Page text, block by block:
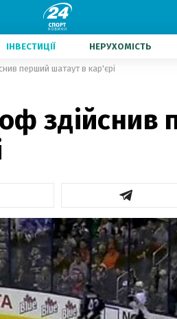
ІНВЕСТИЦІЇ НЕРУХОМІСТЬ
перший шатаут в кар'єрі
здійснив